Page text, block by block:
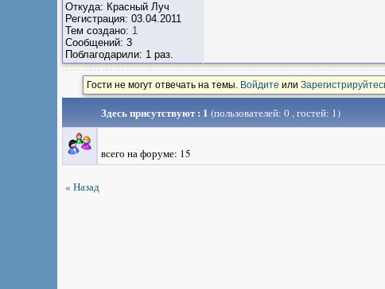
Откуда: Красный Луч
Регистрация: 03.04.2011
Тем создано: 1
Сообщений: 3
Поблагодарили: 1 раз.
Гости не могут отвечать на темы. Войдите или
Здесь присутствуют : 1 (пользователей: 0 , гостей: 1)
всего на форуме: 15
« Назад